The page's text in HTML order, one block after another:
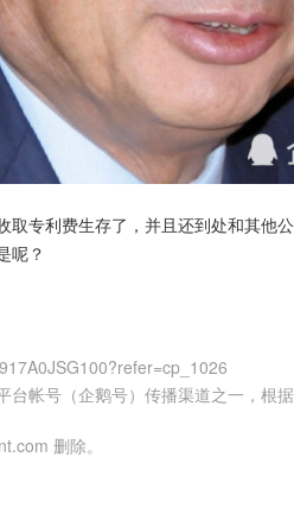
取专利费生存了，并且还到处和其他
呢？
台帐号（企鹅号）传播渠道之一，根据
删除。